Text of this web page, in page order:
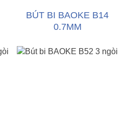
BÚT BI BAOKE B14
0.7MM